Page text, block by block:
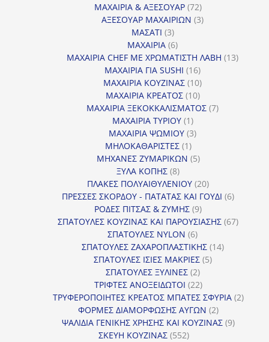
προϊόντα
ΜΑΧΑΙΡΙΑ & ΑΞΕΣΟΥΑΡ 7272
προϊόντα
ΑΞΕΣΟΥΑΡ ΜΑΧΑΙΡΙΩΝ 33
ΜΑΣΑΤΙ 33
προϊόντα
ΜΑΧΑΙΡΙΑ 66
προϊόντα
ΜΑΧΑΙΡΙΑ CHEF ΜΕ ΧΡΩΜΑΤΙΣΤΗ ΛΑΒΗ 1313
ΜΑΧΑΙΡΙΑ ΓΙΑ SUSHI 1616
προϊόντα
ΜΑΧΑΙΡΙΑ ΚΟΥΖΙΝΑΣ 1010
προϊόντα
ΜΑΧΑΙΡΙΑ ΚΡΕΑΤΟΣ 1010
προϊόντα
ΜΑΧΑΙΡΙΑ ΞΕΚΟΚΚΑΛΙΣΜΑΤΟΣ 77
ΜΑΧΑΙΡΙΑ ΤΥΡΙΟΥ 11
προϊόν
ΜΑΧΑΙΡΙΑ ΨΩΜΙΟΥ 33
ΜΗΛΟΚΑΘΑΡΙΣΤΕΣ 11
προϊόν
ΜΗΧΑΝΕΣ ΖΥΜΑΡΙΚΩΝ 55
ΞΥΛΑ ΚΟΠΗΣ 88
προϊόντα
ΠΛΑΚΕΣ ΠΟΛΥΑΙΘΥΛΕΝΙΟΥ 2020
προϊόντα
ΠΡΕΣΣΕΣ ΣΚΟΡΔΟΥ - ΠΑΤΑΤΑΣ ΚΑΙ ΓΟΥΔΙ 66
ΡΟΔΕΣ ΠΙΤΣΑΣ & ΖΥΜΗΣ 99
προϊόντα
ΣΠΑΤΟΥΛΕΣ ΚΟΥΖΙΝΑΣ ΚΑΙ ΠΑΡΟΥΣΙΑΣΗΣ 6767
ΣΠΑΤΟΥΛΕΣ NYLON 66
προϊόντα
ΣΠΑΤΟΥΛΕΣ ΖΑΧΑΡΟΠΛΑΣΤΙΚΗΣ 1414
ΣΠΑΤΟΥΛΕΣ ΙΣΙΕΣ ΜΑΚΡΙΕΣ 55
ΣΠΑΤΟΥΛΕΣ ΞΥΛΙΝΕΣ 22
προϊόντα
ΤΡΙΦΤΕΣ ΑΝΟΞΕΙΔΩΤΟΙ 2222
προϊόντα
ΤΡΥΦΕΡΟΠΟΙΗΤΕΣ ΚΡΕΑΤΟΣ ΜΠΑΤΕΣ ΣΦΥΡΙΑ 22
ΦΟΡΜΕΣ ΔΙΑΜΟΡΦΩΣΗΣ ΑΥΓΩΝ 22
προϊόντα
ΨΑΛΙΔΙΑ ΓΕΝΙΚΗΣ ΧΡΗΣΗΣ ΚΑΙ ΚΟΥΖΙΝΑΣ 99
ΣΚΕΥΗ ΚΟΥΖΙΝΑΣ 552552